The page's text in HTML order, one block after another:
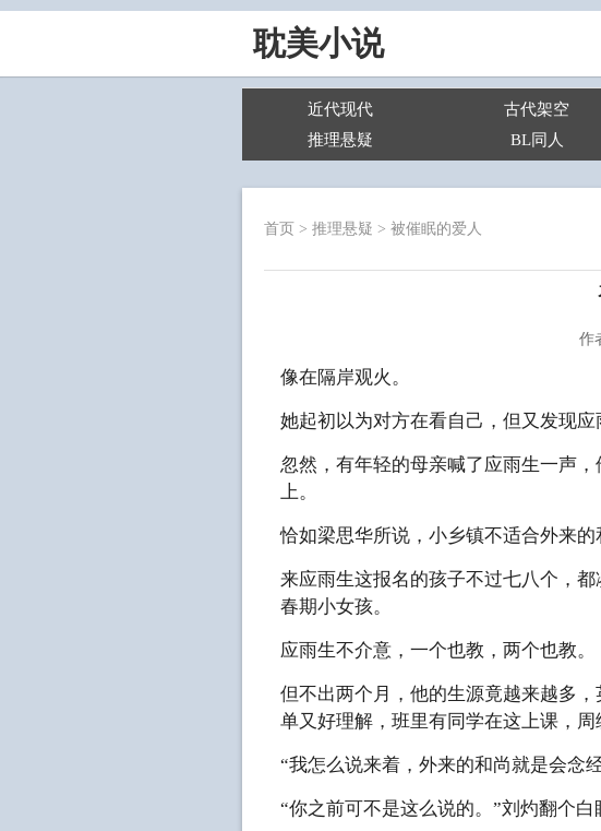
耽美小说
近代现代 古代架空
推理悬疑
BL同人
首页 > 推理悬疑 > 被催眠的爱人
作
像在隔岸观火。
她起初以为对方在看自己，但又发现
忽然，有年轻的母亲喊了应雨生一声
上。
恰如梁思华所说，小乡镇不适合外来的
来应雨生这报名的孩子不过七八个，
春期小女孩。
应雨生不介意，一个也教，两个也教。
但不出两个月，他的生源竟越来越多
单又好理解，班里有同学在这上课，
“我怎么说来着，外来的和尚就是会念
“你之前可不是这么说的。”刘灼翻个